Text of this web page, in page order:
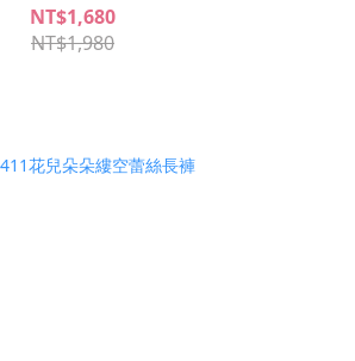
NT$1,680
NT$1,980